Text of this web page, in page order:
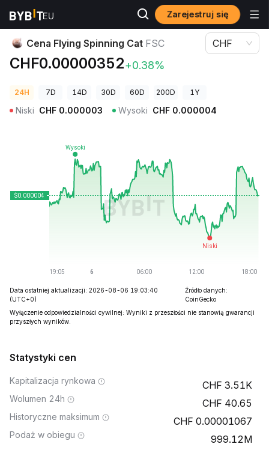
Zarejestruj się
Ceny kryptowalut Cena Flying Spinning Cat FSC
Cena Flying Spinning Cat FSC
CHF0.00000352+0.38%
CHF
24H 7D 14D 30D 60D 200D 1Y
Niski CHF 0.000003 Wysoki CHF 0.000004
Data ostatniej aktualizacji: 2026-08-06 19:03:40
(UTC+0)
Źródło danych:
CoinGecko
Wyłączenie odpowiedzialności cywilnej: Wyniki z przeszłości nie stanowią gwarancji
przyszłych wyników.
Statystyki cen
Kapitalizacja rynkowa 3.51K
Wolumen 24h 40.65
Historyczne maksimum 0.00001067
Podaż w obiegu 999.12M